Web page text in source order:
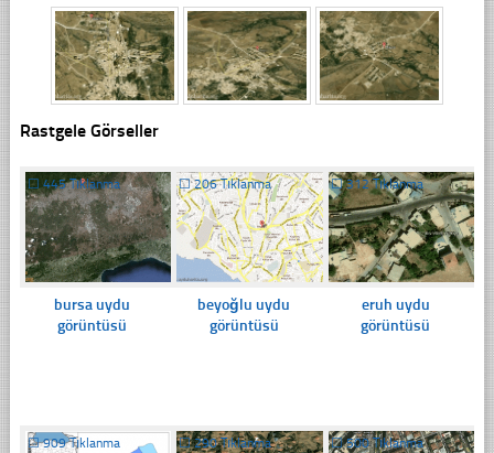
Rastgele Görseller
☐445 Tıklanma
bursa uydu
görüntüsü
☐206 Tıklanma
beyoğlu uydu
görüntüsü
☐312 Tıklanma
eruh uydu
görüntüsü
☐909 Tıklanma ☐290 Tıklanma ☐500 Tıklanma